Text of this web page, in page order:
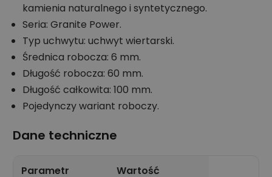
kamienia naturalnego i syntetycznego.
Seria: Granite Power.
Typ uchwytu: uchwyt wiertarski.
Średnica robocza: 6 mm.
Długość robocza: 60 mm.
Długość całkowita: 100 mm.
Pojedynczy wariant roboczy.
Dane techniczne
Parametr Wartość